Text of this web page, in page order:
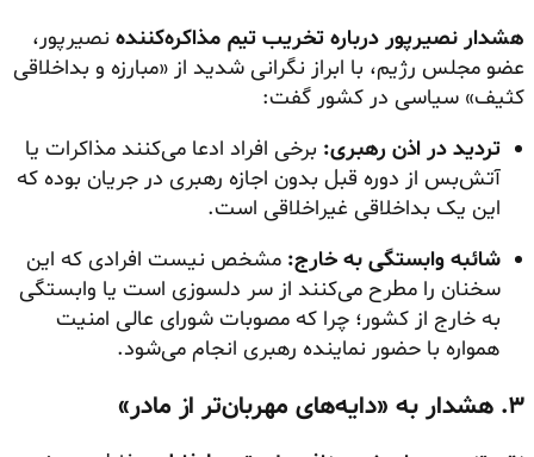
هشدار نصیرپور درباره تخریب تیم مذاکره‌کننده نصیرپور،
عضو مجلس رژیم، با ابراز نگرانی شدید از «مبارزه و بداخلاقی
کثیف» سیاسی در کشور گفت:
تردید در اذن رهبری: برخی افراد ادعا می‌کنند مذاکرات یا
آتش‌بس از دوره قبل بدون اجازه رهبری در جریان بوده که
این یک بداخلاقی غیراخلاقی است.
شائبه وابستگی به خارج: مشخص نیست افرادی که این
سخنان را مطرح می‌کنند از سر دلسوزی است یا وابستگی
به خارج از کشور؛ چرا که مصوبات شورای عالی امنیت
همواره با حضور نماینده رهبری انجام می‌شود.
۳. هشدار به «دایه‌های مهربان‌تر از مادر»